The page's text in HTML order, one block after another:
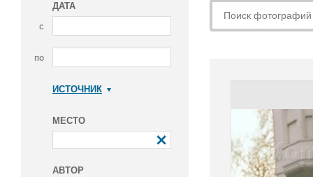
ДАТА
с
по
ИСТОЧНИК
МЕСТО
АВТОР